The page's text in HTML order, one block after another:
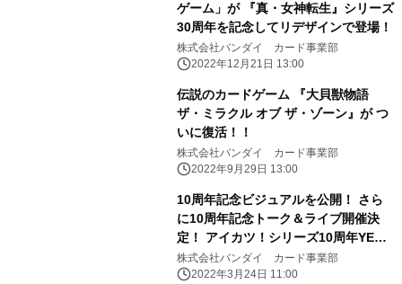
ゲーム」が 『真・女神転生』シリーズ
30周年を記念してリデザインで登場！
株式会社バンダイ カード事業部
2022年12月21日 13:00
伝説のカードゲーム 『大貝獣物語
ザ・ミラクル オブ ザ・ゾーン』が つ
いに復活！！
株式会社バンダイ カード事業部
2022年9月29日 13:00
10周年記念ビジュアルを公開！ さら
に10周年記念トーク＆ライブ開催決
定！ アイカツ！シリーズ10周年YEAR
がついにスタート！
株式会社バンダイ カード事業部
2022年3月24日 11:00